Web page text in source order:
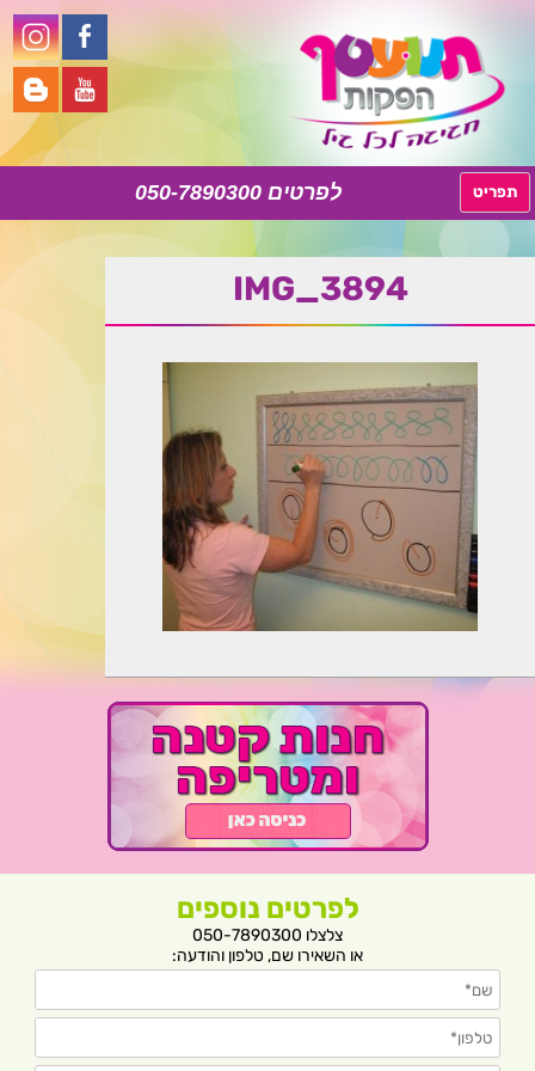
050-7890300 תפריט
לתוכן
IMG_3894
לפרטים נוספים
צלצלו 050-7890300
או השאירו שם, טלפון והודעה: